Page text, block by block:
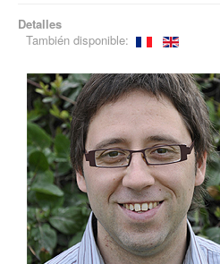
¿Qué hacemos?
Publicaciones
Artículos archivados
Contacto
Detalles
También disponible: